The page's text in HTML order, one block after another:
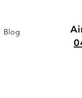
Blog